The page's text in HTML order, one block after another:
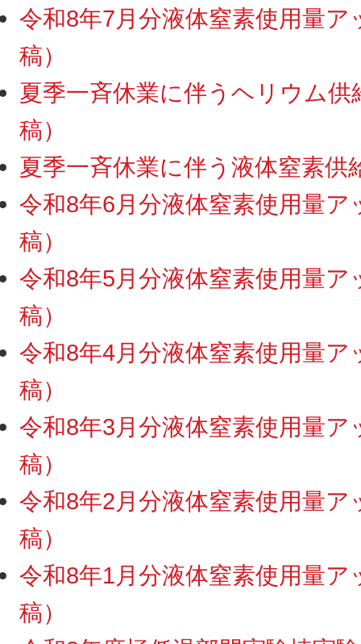
令和8年7月分液体窒素使用量
稿）
夏季一斉休業に伴うヘリウム
稿）
夏季一斉休業に伴う液体窒素
令和8年6月分液体窒素使用量
稿）
令和8年5月分液体窒素使用量
稿）
令和8年4月分液体窒素使用量
稿）
令和8年3月分液体窒素使用量
稿）
令和8年2月分液体窒素使用量
稿）
令和8年1月分液体窒素使用量
稿）